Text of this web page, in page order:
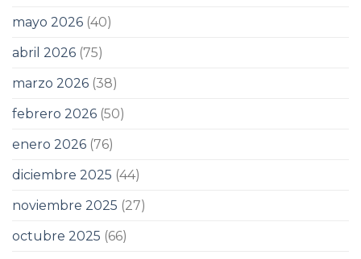
mayo 2026 (40)
abril 2026 (75)
marzo 2026 (38)
febrero 2026 (50)
enero 2026 (76)
diciembre 2025 (44)
noviembre 2025 (27)
octubre 2025 (66)